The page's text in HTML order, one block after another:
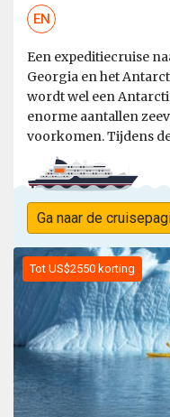
EN
Een expeditiecruise
Georgia en het
wordt wel een
enorme aantallen
voorkomen. Tijdens
Ga naar de
Tot US$2550 korting